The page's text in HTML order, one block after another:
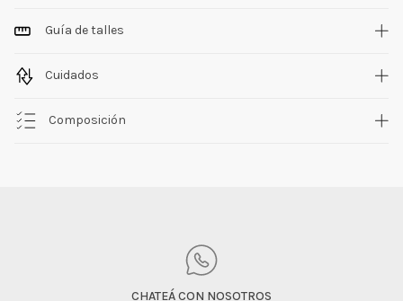
Guía de talles
Cuidados
Composición
CHATEÁ CON NOSOTROS